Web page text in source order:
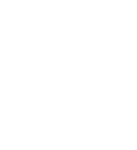
perfil.
el perfil?
de mi